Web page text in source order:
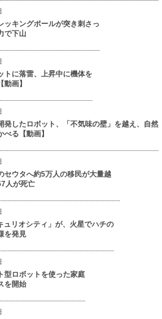
ッキングポールが突き刺さっ
で下山
トに落雷、上昇中に機体を
画】
発したロボット、「不気味の壁」を越え、自然
る【動画】
セウタへ約5万人の移民が大量越
人が死亡
ュリオシティ」が、火星でハチの
を発見
型ロボットを使った家庭
を開始